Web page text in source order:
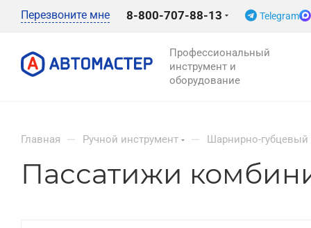
Перезвоните мне 8-800-707-88-13 Telegram
Профессиональный
инструмент и
оборудование
Главная — Ручной инструмент — Шарнирно-губцевый
Пассатижи